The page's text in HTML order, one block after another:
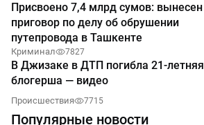
Присвоено 7,4 млрд сумов: вынесен
приговор по делу об обрушении
путепровода в Ташкенте
Криминал 7827
В Джизаке в ДТП погибла 21-летняя
блогерша — видео
Происшествия 7715
Популярные новости